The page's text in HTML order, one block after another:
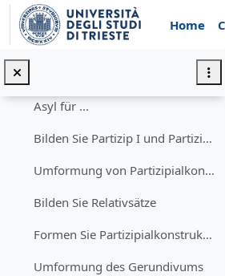
Vai al contenuto principale
Home
Minimizza
12/02/24
Umformung von Partizipien und Relativsätzen
Asyl für ...
Bilden Sie Partizip I und Partizip II
Umformung von Partizipialkonstruktionen in Relativsätze
Bilden Sie Relativsätze
Formen Sie Partizipialkonstruktionen in Relativsätze um
Umformung des Gerundivums